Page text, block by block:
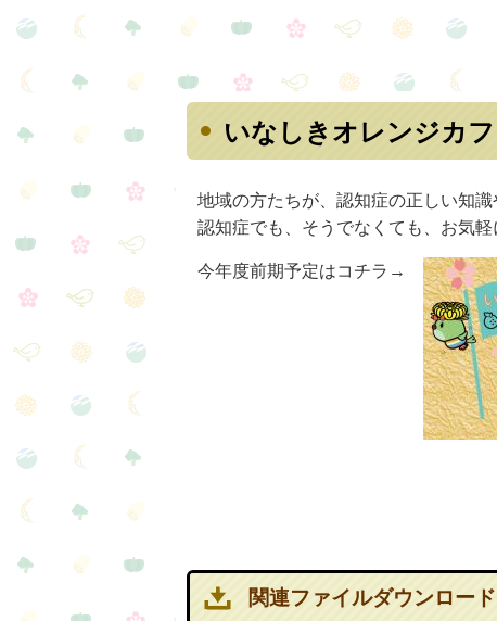
いなしきオレンジカ
地域の方たちが、認知症の正しい知
認知症でも、そうでなくても、お気
今年度前期予定はコチラ→
関連ファイルダウンロード